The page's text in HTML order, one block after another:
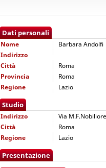
Dati personali
Nome
Barbara Andolfi
Indirizzo
Città
Roma
Provincia
Roma
Regione
Lazio
Studio
Indirizzo
Via M.F.Nobiliore
Città
Roma
Regione
Lazio
Presentazione